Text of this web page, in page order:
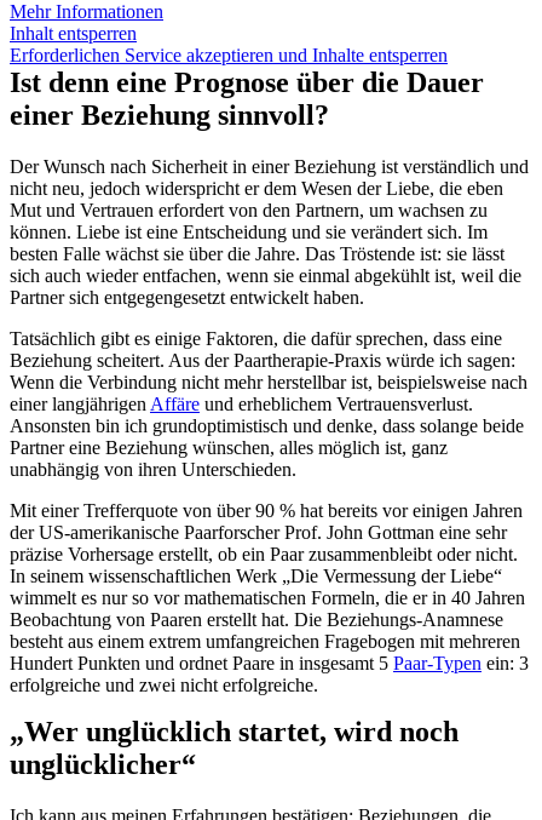
Mehr Informationen
Inhalt entsperren
Erforderlichen Service akzeptieren und Inhalte entsperren
Ist denn eine Prognose über die Dauer
einer Beziehung sinnvoll?
Der Wunsch nach Sicherheit in einer Beziehung ist verständlich und
nicht neu, jedoch widerspricht er dem Wesen der Liebe, die eben
Mut und Vertrauen erfordert von den Partnern, um wachsen zu
können. Liebe ist eine Entscheidung und sie verändert sich. Im
besten Falle wächst sie über die Jahre. Das Tröstende ist: sie lässt
sich auch wieder entfachen, wenn sie einmal abgekühlt ist, weil die
Partner sich entgegengesetzt entwickelt haben.
Tatsächlich gibt es einige Faktoren, die dafür sprechen, dass eine
Beziehung scheitert. Aus der Paartherapie-Praxis würde ich sagen:
Wenn die Verbindung nicht mehr herstellbar ist, beispielsweise nach
einer langjährigen Affäre und erheblichem Vertrauensverlust.
Ansonsten bin ich grundoptimistisch und denke, dass solange beide
Partner eine Beziehung wünschen, alles möglich ist, ganz
unabhängig von ihren Unterschieden.
Mit einer Trefferquote von über 90 % hat bereits vor einigen Jahren
der US-amerikanische Paarforscher Prof. John Gottman eine sehr
präzise Vorhersage erstellt, ob ein Paar zusammenbleibt oder nicht.
In seinem wissenschaftlichen Werk „Die Vermessung der Liebe“
wimmelt es nur so vor mathematischen Formeln, die er in 40 Jahren
Beobachtung von Paaren erstellt hat. Die Beziehungs-Anamnese
besteht aus einem extrem umfangreichen Fragebogen mit mehreren
Hundert Punkten und ordnet Paare in insgesamt 5 Paar-Typen ein: 3
erfolgreiche und zwei nicht erfolgreiche.
„Wer unglücklich startet, wird noch
unglücklicher“